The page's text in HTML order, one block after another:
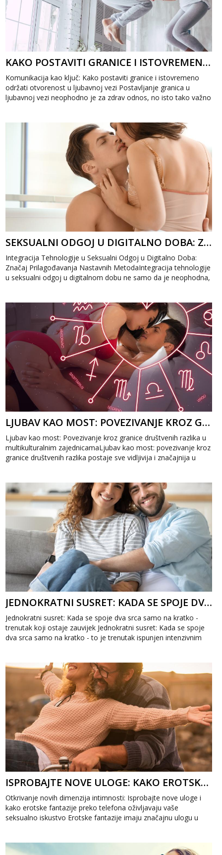
KAKO POSTAVITI GRANICE I ISTOVREMENO ODRŽATI OTVORENOST U LJUBAVNOJ VEZI
Komunikacija kao ključ: Kako postaviti granice i istovremeno
održati otvorenost u ljubavnoj vezi Postavljanje granica u
ljubavnoj vezi neophodno je za zdrav odnos, no isto tako važno
SEKSUALNI ODGOJ U DIGITALNO DOBA: ZNAČAJ PRILAGOĐAVANJA NASTAVNIH METODA
Integracija Tehnologije u Seksualni Odgoj u Digitalno Doba:
Značaj Prilagođavanja Nastavnih MetodaIntegracija tehnologije
u seksualni odgoj u digitalnom dobu ne samo da je neophodna,
LJUBAV KAO MOST: POVEZIVANJE KROZ GRANICE DRUŠTVENIH RAZLIKA
Ljubav kao most: Povezivanje kroz granice društvenih razlika u
multikulturalnim zajednicamaLjubav kao most: povezivanje kroz
granice društvenih razlika postaje sve vidljivija i značajnija u
JEDNOKRATNI SUSRET: KADA SE SPOJE DVA SRCA SAMO NA KRATKO
Jednokratni susret: Kada se spoje dva srca samo na kratko -
trenutak koji ostaje zauvijek Jednokratni susret: Kada se spoje
dva srca samo na kratko - to je trenutak ispunjen intenzivnim
ISPROBAJTE NOVE ULOGE: KAKO EROTSKE FANTAZIJE PREKO TELEFONA OŽIVLJAVAJU VAŠE SEKSUALNO ISKUSTVO
Otkrivanje novih dimenzija intimnosti: Isprobajte nove uloge i
kako erotske fantazije preko telefona oživljavaju vaše
seksualno iskustvo Erotske fantazije imaju značajnu ulogu u